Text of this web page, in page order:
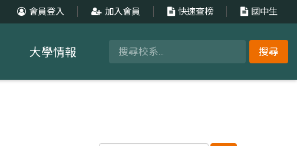
會員登入 加入會員 快速查榜 國中生
搜尋
大學情報